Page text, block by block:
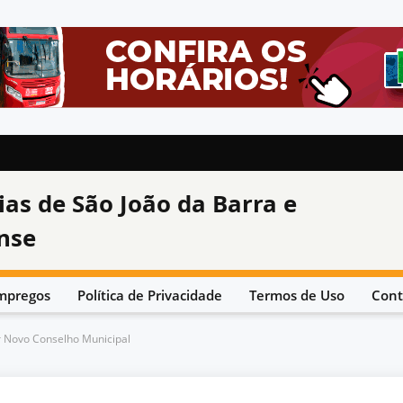
de São João da Barra e
Política de Privacidade Termos de Uso
Conselho Municipal